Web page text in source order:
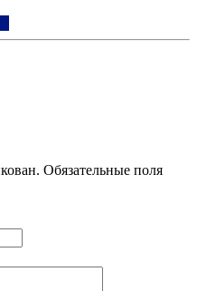
Обязательные поля